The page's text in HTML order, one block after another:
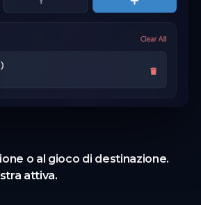
o al gioco di destinazione.
attiva.